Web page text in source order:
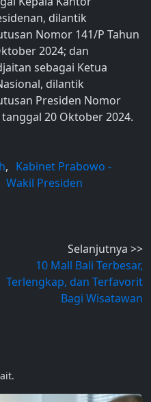
dilantik
Nomor 141/P Tahun
2024; dan
sebagai Ketua
dilantik
Presiden Nomor
tanggal 20 Oktober 2024.
, Kabinet Prabowo -
Wakil Presiden
Selanjutnya >>
10 Mall Bali Terbesar,
Terlengkap, dan Terfavorit
Bagi Wisatawan